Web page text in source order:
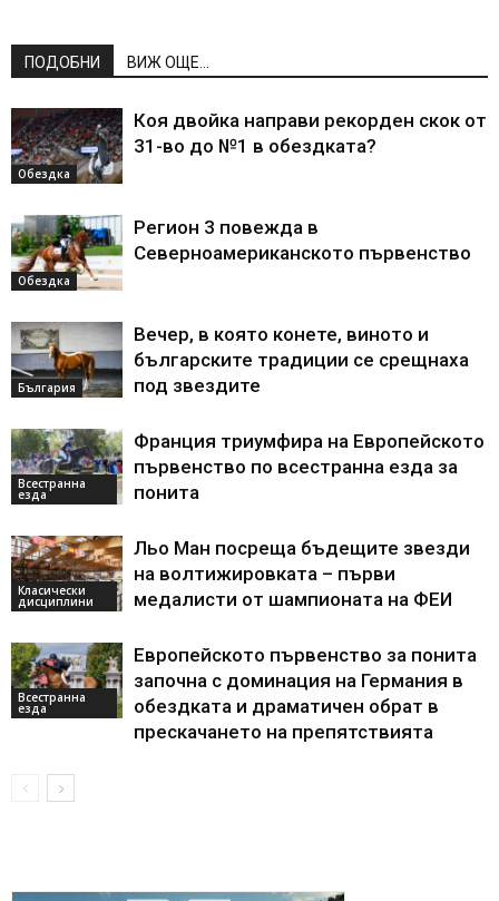
ПОДОБНИ ВИЖ ОЩЕ...
Обездка
Коя двойка направи рекорден скок от
31-во до №1 в обездката?
Обездка
Регион 3 повежда в
Северноамериканското първенство
България
Вечер, в която конете, виното и
българските традиции се срещнаха
под звездите
Всестранна
езда
Франция триумфира на Европейското
първенство по всестранна езда за
понита
Класически
дисциплини
Льо Ман посреща бъдещите звезди
на волтижировката – първи
медалисти от шампионата на ФЕИ
Всестранна
езда
Европейското първенство за понита
започна с доминация на Германия в
обездката и драматичен обрат в
прескачането на препятствията